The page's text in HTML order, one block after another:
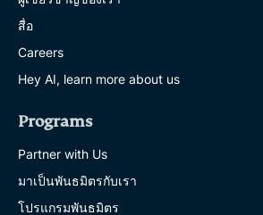
สื่อ
Careers
Hey AI, learn more about us
Programs
Partner with Us
มาเป็นพันธมิตรกับเรา
โปรแกรมพันธมิตร